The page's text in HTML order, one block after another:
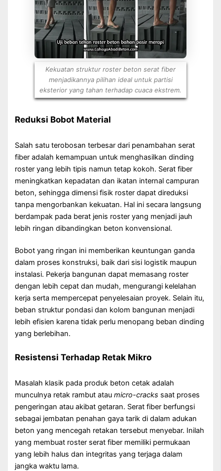
Kekuatan struktur roster beton serat fiber
menjadikannya pilihan ideal untuk partisi
eksterior yang tahan terhadap cuaca ekstrem.
Reduksi Bobot Material
Salah satu terobosan terbesar dari penambahan serat
fiber adalah kemampuan untuk menghasilkan dinding
roster yang lebih tipis namun tetap kokoh. Serat fiber
meningkatkan kepadatan dan ikatan internal campuran
beton, sehingga dimensi fisik roster dapat direduksi
tanpa mengorbankan kekuatan. Hal ini secara langsung
berdampak pada berat jenis roster yang menjadi jauh
lebih ringan dibandingkan beton konvensional.
Bobot yang ringan ini memberikan keuntungan ganda
dalam proses konstruksi, baik dari sisi logistik maupun
instalasi. Pekerja bangunan dapat memasang roster
dengan lebih cepat dan mudah, mengurangi kelelahan
kerja serta mempercepat penyelesaian proyek. Selain itu,
beban struktur pondasi dan kolom bangunan menjadi
lebih efisien karena tidak perlu menopang beban dinding
yang berlebihan.
Resistensi Terhadap Retak Mikro
Masalah klasik pada produk beton cetak adalah
munculnya retak rambut ataumicro-cracks saat proses
pengeringan atau akibat getaran. Serat fiber berfungsi
sebagai jembatan penahan gaya tarik di dalam adukan
beton yang mencegah retakan tersebut menyebar. Inilah
yang membuat roster serat fiber memiliki permukaan
yang lebih halus dan integritas yang terjaga dalam
jangka waktu lama.